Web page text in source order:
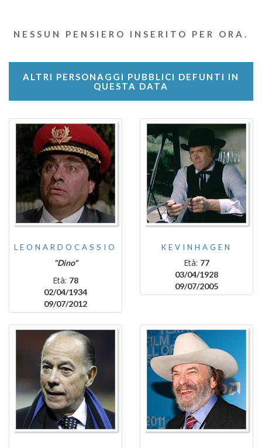
NESSUN PENSIERO INSERITO PER ORA.
ALTRI PERSONAGGI PUBBLICI DEFUNTI IN
QUESTA DATA
LEONARDOCASSIO
"Dino"
Età: 78
02/04/1934
09/07/2012
KEVINHAGEN
Età: 77
03/04/1928
09/07/2005